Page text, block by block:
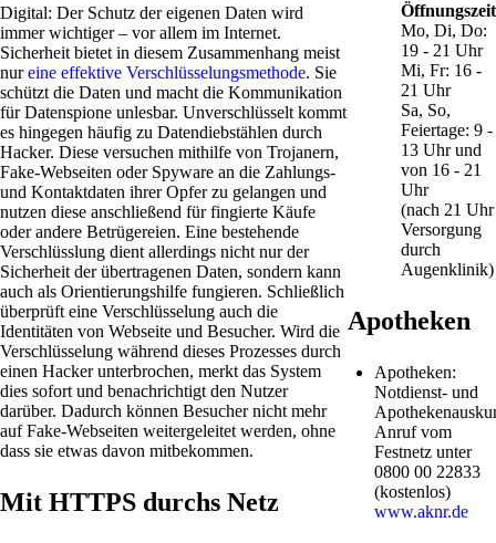
Digital: Der Schutz der eigenen Daten wird
immer wichtiger – vor allem im Internet.
Sicherheit bietet in diesem Zusammenhang meist
nureine effektive Verschlüsselungsmethode. Sie
schützt die Daten und macht die Kommunikation
für Datenspione unlesbar. Unverschlüsselt kommt
es hingegen häufig zu Datendiebstählen durch
Hacker. Diese versuchen mithilfe von Trojanern,
Fake-Webseiten oder Spyware an die Zahlungs-
und Kontaktdaten ihrer Opfer zu gelangen und
nutzen diese anschließend für fingierte Käufe
oder andere Betrügereien. Eine bestehende
Verschlüsslung dient allerdings nicht nur der
Sicherheit der übertragenen Daten, sondern kann
auch als Orientierungshilfe fungieren. Schließlich
überprüft eine Verschlüsselung auch die
Identitäten von Webseite und Besucher. Wird die
Verschlüsselung während dieses Prozesses durch
einen Hacker unterbrochen, merkt das System
dies sofort und benachrichtigt den Nutzer
darüber. Dadurch können Besucher nicht mehr
auf Fake-Webseiten weitergeleitet werden, ohne
dass sie etwas davon mitbekommen.
Mit HTTPS durchs Netz
Mo, Di, Do:
19 - 21 Uhr
Mi, Fr: 16 -
21 Uhr
Sa, So,
Feiertage: 9 -
13 Uhr und
von 16 - 21
Uhr
(nach 21 Uhr
Versorgung
durch
Augenklinik)
Apotheken
Apotheken:
Notdienst- und
Anruf vom
Festnetz unter
0800 00 22833
(kostenlos)
www.aknr.de